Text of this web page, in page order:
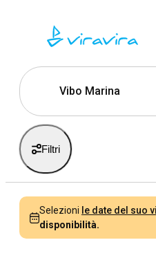
Vibo Marina
Filtri
Selezioni le date del suo
disponibilità.